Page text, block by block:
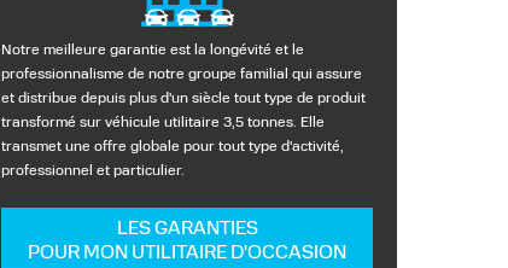
Notre meilleure garantie est la longévité et le
professionnalisme de notre groupe familial qui assure
et distribue depuis plus d'un siècle tout type de produit
transformé sur véhicule utilitaire 3,5 tonnes. Elle
transmet une offre globale pour tout type d'activité,
professionnel et particulier.
LES GARANTIES
POUR MON UTILITAIRE D'OCCASION